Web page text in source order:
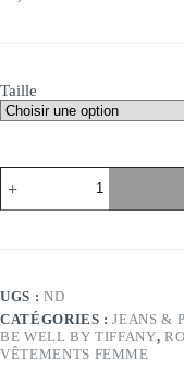
Taille
de
Salopette
Sophie
UGS : ND
CATÉGORIES :JEANS &
BE WELL BY TIFFANY
,
VÊTEMENTS FEMME